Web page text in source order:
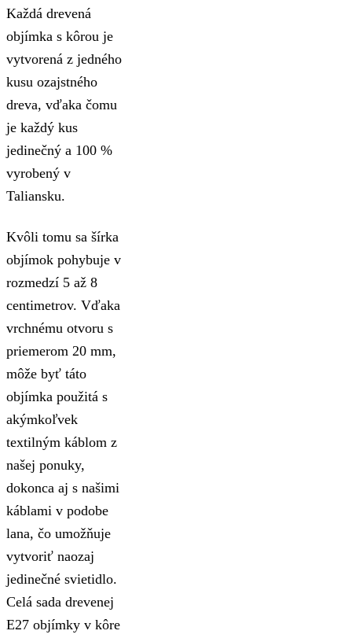
Každá drevená
objímka s kôrou je
vytvorená z jedného
kusu ozajstného
dreva, vďaka čomu
je každý kus
jedinečný a 100 %
vyrobený v
Taliansku.
Kvôli tomu sa šírka
objímok pohybuje v
rozmedzí 5 až 8
centimetrov. Vďaka
vrchnému otvoru s
priemerom 20 mm,
môže byť táto
objímka použitá s
akýmkoľvek
textilným káblom z
našej ponuky,
dokonca aj s našimi
káblami v podobe
lana, čo umožňuje
vytvoriť naozaj
jedinečné svietidlo.
Celá sada drevenej
E27 objímky v kôre